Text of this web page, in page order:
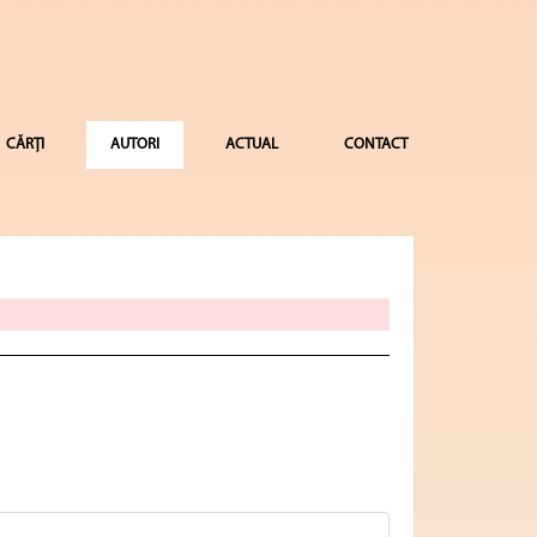
CĂRȚI AUTORI ACTUAL CONTACT